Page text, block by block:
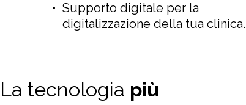
Supporto digitale per la
digitalizzazione della tua clinica.
La tecnologia più